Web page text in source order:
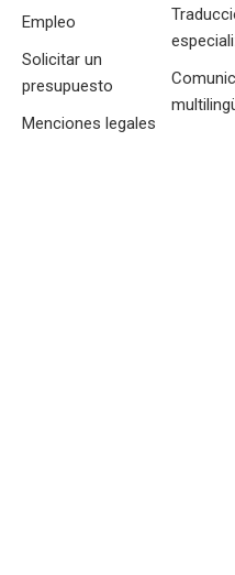
Empleo
Solicitar un
presupuesto
Menciones legales